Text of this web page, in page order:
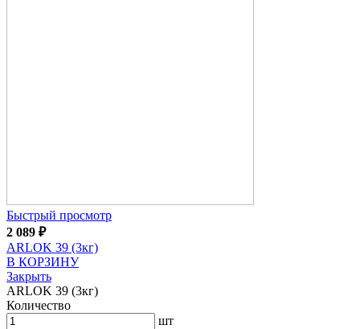
Быстрый просмотр
2 089 ₽
ARLOK 39 (3кг)
В КОРЗИНУ
Закрыть
ARLOK 39 (3кг)
Количество
шт